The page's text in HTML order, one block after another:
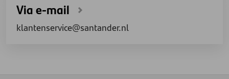
Via e-mail
klantenservice@santander.nl